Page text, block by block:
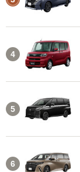
4
5
6